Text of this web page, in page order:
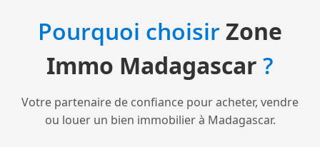
Pourquoi choisirZone
Immo Madagascar ?
Votre partenaire de confiance pour acheter, vendre
ou louer un bien immobilier à Madagascar.